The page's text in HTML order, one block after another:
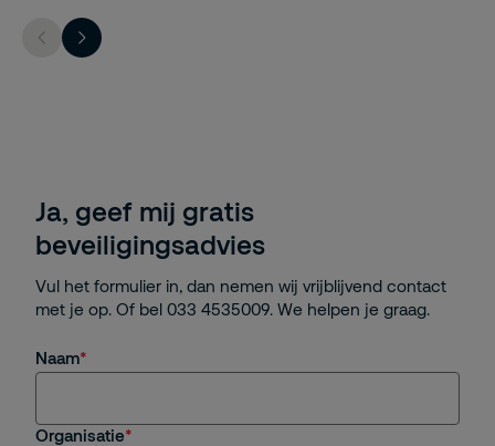
Ja, geef mij gratis
beveiligingsadvies
Vul het formulier in, dan nemen wij vrijblijvend contact
met je op. Of bel 033 4535009. We helpen je graag.
Naam
Organisatie